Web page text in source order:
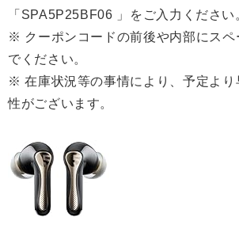
「SPA5P25BF06 」をご入力ください
※ クーポンコードの前後や内部にスペ
でください。
※ 在庫状況等の事情により、予定より
性がございます。